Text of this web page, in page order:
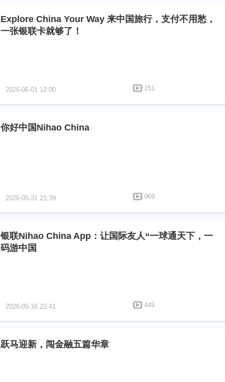
Explore China Your Way 来中国旅行，支付不用愁，
一张银联卡就够了！
2026-06-01 12:00 151
你好中国Nihao China
2026-05-31 21:39 969
银联Nihao China App：让国际友人“一球通天下，一
码游中国
2026-05-16 22:41 449
跃马迎新，闯金融五篇华章